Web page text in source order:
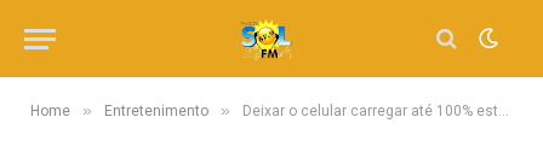
Home » Entretenimento » Deixar o celular carregar até 100% estraga a bateria?